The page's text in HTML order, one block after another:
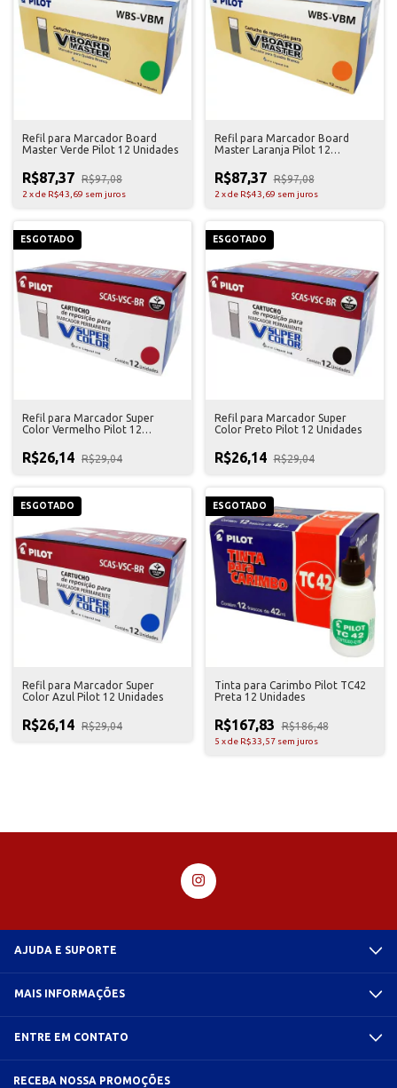
Refil para Marcador Board
Master Verde Pilot 12 Unidades
R$87,37 R$97,08
2 xde R$43,69 sem juros
Refil para Marcador Board
Master Laranja Pilot 12
R$87,37 R$97,08
2 xde R$43,69 sem juros
ESGOTADO
Refil para Marcador Super
Color Vermelho Pilot 12
R$26,14 R$29,04
ESGOTADO
Refil para Marcador Super
Color Preto Pilot 12 Unidades
R$26,14 R$29,04
ESGOTADO
Refil para Marcador Super
Color Azul Pilot 12 Unidades
R$26,14 R$29,04
ESGOTADO
Tinta para Carimbo Pilot TC42
Preta 12 Unidades
R$167,83 R$186,48
5 xde R$33,57 sem juros
AJUDA E SUPORTE
MAIS INFORMAÇÕES
ENTRE EM CONTATO
RECEBA NOSSA PROMOÇÕES